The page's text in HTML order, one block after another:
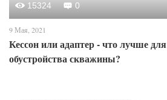
15324 0
9 Мая, 2021
Кессон или адаптер - что лучше для
обустройства скважины?